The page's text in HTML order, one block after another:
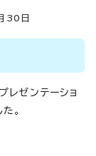
30日
レゼンテーショ
。